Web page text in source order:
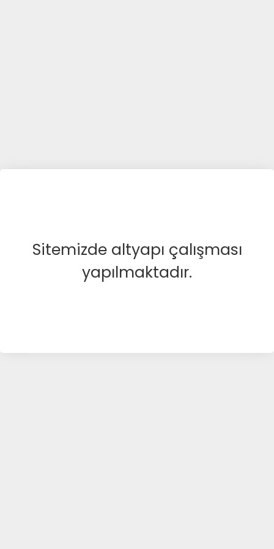
Sitemizde altyapı çalışması
yapılmaktadır.